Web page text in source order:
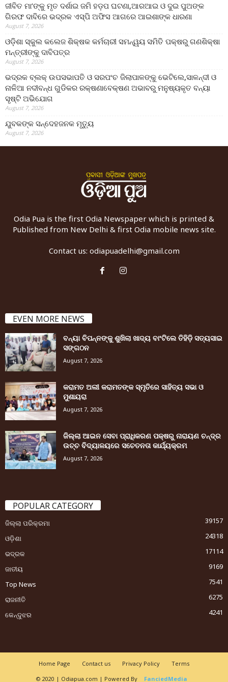
ଜୀବିତ ମା’ଙ୍କୁ ମୃତ ଦର୍ଶାଇ ଜମି ହଡ଼ପ ଘଟଣା,ଆରଆଇ ଓ ଦୁଇ ପୁଅଙ୍କ
ଗିରଫ ଦାବିରେ ଭଦ୍ରକ ଏସ୍‌ପି ଅଫିସ ଆଗରେ ଆଇଶାଙ୍କ ଧାରଣା
August 7, 2026
ଓଡ଼ିଶା ସ୍କୁଲ କଲେଜ ଶିକ୍ଷକ କର୍ମଚାରୀ ସମନ୍ୱୟ ସମିତି ପକ୍ଷରୁ ଗଣଶିକ୍ଷା
ମନ୍ତ୍ରୀଙ୍କୁ ଦାବିପତ୍ର
August 7, 2026
ଭଦ୍ରକ ବ୍ଲକ୍ ଉପସଭାପତି ଓ ସରପଂଚ ଜିଲାପାଳଙ୍କୁ ଭେଟିଲେ,ସାଳନ୍ଦୀ ଓ
ନାଳିଆ ନଦୀବନ୍ଧ ଗୁଡିକର ରକ୍ଷଣାବେକ୍ଷଣ ଅଭାବରୁ ମନୁଷ୍ୟକୃତ ବନ୍ୟା
ସୃଷ୍ଟି ଅଭିଯୋଗ
August 7, 2026
ଯୁବକଙ୍କ ସନ୍ଦେହଜନକ ମୃତ୍ୟୁ
August 7, 2026
Odia Pua is the first Odia Newspaper which is printed &
Published from New Delhi & first Odia mobile news site.
Contact us: odiapuadelhi@gmail.com
EVEN MORE NEWS
ବନ୍ୟା ବିପନ୍ନଙ୍କୁ ଶୁଖିଲା ଖାଦ୍ୟ ବାଂଟିଲେ ତିହିଡି଼ ସତ୍ୟସାଇ
ସଙ୍ଗଠନ
August 7, 2026
କରାମତ ଅଲୀ କରାମତଙ୍କ ସ୍ମୃତିରେ ସାହିତ୍ୟ ସଭା ଓ
ମୁଶାୟରା
August 7, 2026
ଜିଲ୍ଲା ଆଇନ ସେବା ପ୍ରାଧିକରଣ ପକ୍ଷରୁ ନାରାୟଣ ଚନ୍ଦ୍ର
ଉଚ୍ଚ ବିଦ୍ୟାଳୟରେ ସଚେତନତା କାର୍ଯ୍ୟକ୍ରମ
August 7, 2026
POPULAR CATEGORY
ଜିଲ୍ଲା ପରିକ୍ରମା
39157
ଓଡ଼ିଶା
24318
ଭଦ୍ରକ
17114
ଜାତୀୟ
9169
Top News
7541
ରାଜନୀତି
6275
କେନ୍ଦୁଝର
4241
Home Page Contact us Privacy Policy
Terms
© 2020 | Odiapua.com | Powered By
FanciedMedia